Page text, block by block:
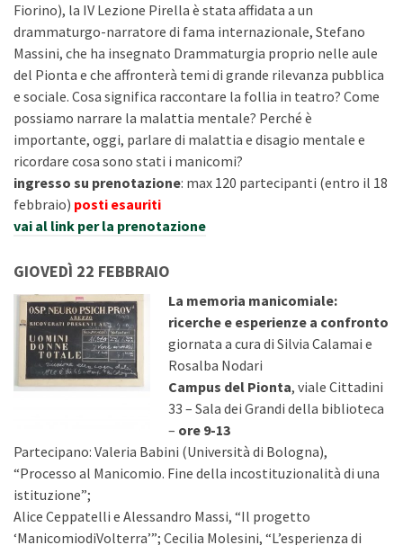
Fiorino), la IV Lezione Pirella è stata affidata a un
drammaturgo-narratore di fama internazionale, Stefano
Massini, che ha insegnato Drammaturgia proprio nelle aule
del Pionta e che affronterà temi di grande rilevanza pubblica
e sociale. Cosa significa raccontare la follia in teatro? Come
possiamo narrare la malattia mentale? Perché è
importante, oggi, parlare di malattia e disagio mentale e
ricordare cosa sono stati i manicomi?
ingresso su prenotazione: max 120 partecipanti (entro il 18
febbraio) posti esauriti
vai al link per la prenotazione
GIOVEDÌ 22 FEBBRAIO
La memoria manicomiale:
ricerche e esperienze a confronto
giornata a cura di Silvia Calamai e
Rosalba Nodari
Campus del Pionta, viale Cittadini
33 – Sala dei Grandi della biblioteca
– ore 9-13
Partecipano: Valeria Babini (Università di Bologna),
“Processo al Manicomio. Fine della incostituzionalità di una
istituzione”;
Alice Ceppatelli e Alessandro Massi, “Il progetto
‘ManicomiodiVolterra’”; Cecilia Molesini, “L’esperienza di